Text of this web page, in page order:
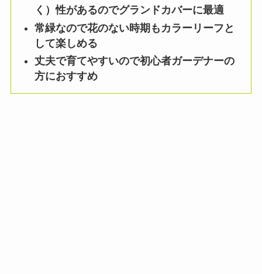
く）性があるのでグランドカバーに最適
常緑なので花のない時期もカラーリーフと
して楽しめる
丈夫で育てやすいので初心者ガーデナーの
方におすすめ